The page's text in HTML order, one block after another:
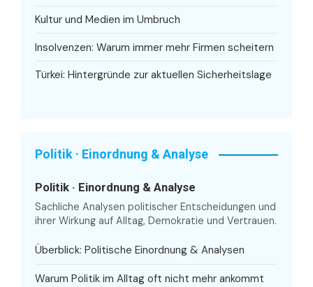
Kultur und Medien im Umbruch
Insolvenzen: Warum immer mehr Firmen scheitern
Türkei: Hintergründe zur aktuellen Sicherheitslage
Politik · Einordnung & Analyse
Politik · Einordnung & Analyse
Sachliche Analysen politischer Entscheidungen und
ihrer Wirkung auf Alltag, Demokratie und Vertrauen.
Überblick: Politische Einordnung & Analysen
Warum Politik im Alltag oft nicht mehr ankommt